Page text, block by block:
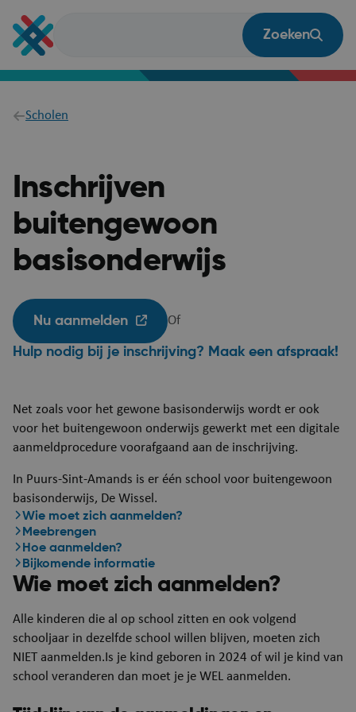
en
naar
inhoud
Zoeken
Breadcrumb
Scholen
Inschrijven
buitengewoon
basisonderwijs
Nu aanmelden Of
Hulp nodig bij je inschrijving? Maak een afspraak!
Net zoals voor het gewone basisonderwijs wordt er ook
voor het buitengewoon onderwijs gewerkt met een digitale
aanmeldprocedure voorafgaand aan de inschrijving.
In Puurs-Sint-Amands is er één school voor buitengewoon
basisonderwijs, De Wissel.
​Wie moet zich aanmelden?
Meebrengen
Hoe aanmelden?
Bijkomende informatie
​Wie moet zich aanmelden?
Alle kinderen die al op school zitten en ook volgend
schooljaar in dezelfde school willen blijven, moeten zich
NIET aanmelden.Is je kind geboren in 2024 of wil je kind van
school veranderen dan moet je je WEL aanmelden.